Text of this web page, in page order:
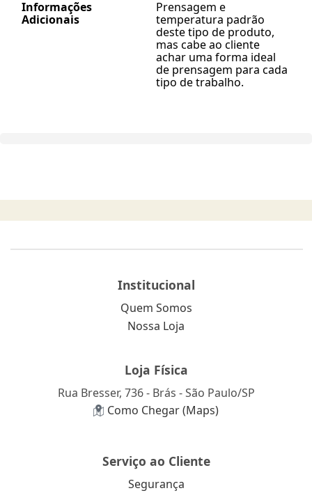
Informações
Adicionais
Prensagem e
temperatura padrão
deste tipo de produto,
mas cabe ao cliente
achar uma forma ideal
de prensagem para cada
tipo de trabalho.
Institucional
Quem Somos
Nossa Loja
Loja Física
Rua Bresser, 736 - Brás - São Paulo/SP
Como Chegar (Maps)
Serviço ao Cliente
Segurança